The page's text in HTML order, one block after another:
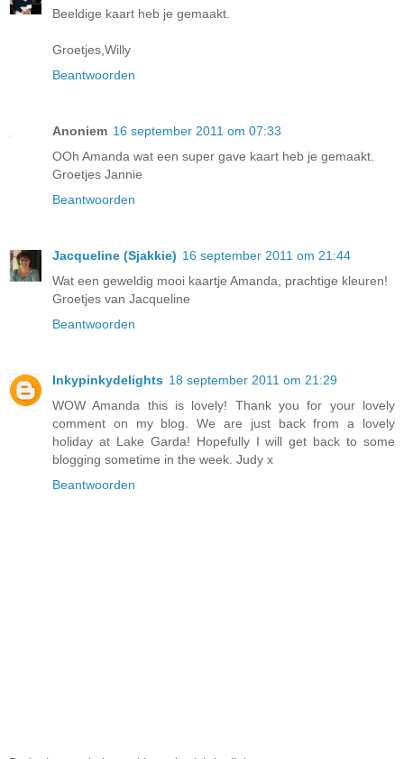
Beeldige kaart heb je gemaakt.
Groetjes,Willy
Beantwoorden
Anoniem 16 september 2011 om 07:33
OOh Amanda wat een super gave kaart heb je gemaakt.
Groetjes Jannie
Beantwoorden
Jacqueline (Sjakkie) 16 september 2011 om 21:44
Wat een geweldig mooi kaartje Amanda, prachtige kleuren!
Groetjes van Jacqueline
Beantwoorden
Inkypinkydelights 18 september 2011 om 21:29
WOW Amanda this is lovely! Thank you for your lovely
comment on my blog. We are just back from a lovely
holiday at Lake Garda! Hopefully I will get back to some
blogging sometime in the week. Judy x
Beantwoorden